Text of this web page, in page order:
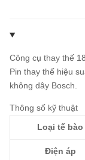
Công cụ thay thế
Pin thay thế hiệu
không dây Bosch.
Thông số kỹ thuật
Loại tế bào
Điện áp